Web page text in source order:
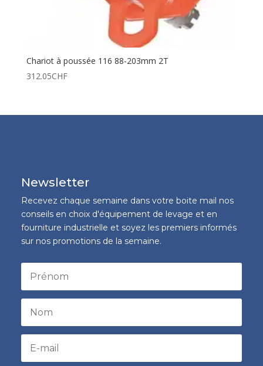
Chariot à poussée 116 88-203mm 2T
312.05CHF
Newsletter
Recevez chaque semaine dans votre boite mail nos
conseils en choix d'équipement de levage et en
fourniture industrielle et soyez les premiers informés
sur nos promotions de la semaine.